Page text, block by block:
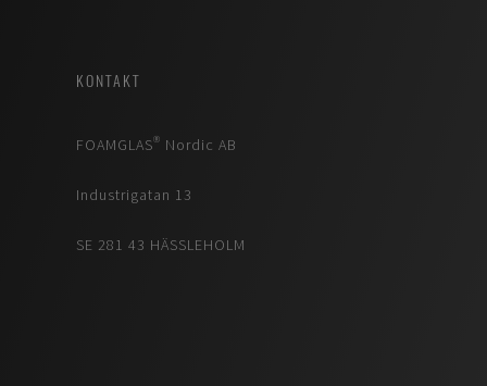
KONTAKT
FOAMGLAS® Nordic AB
Industrigatan 13
SE 281 43 HÄSSLEHOLM